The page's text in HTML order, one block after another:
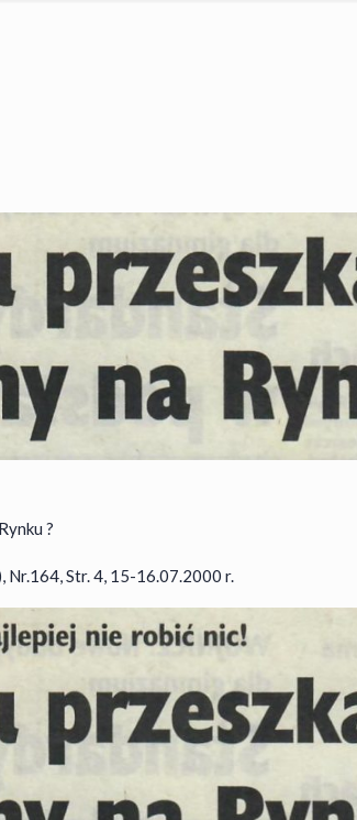
?
Nr.164, Str. 4, 15-16.07.2000 r.